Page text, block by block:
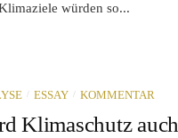
würden so...
/ ESSAY / KOMMENTAR
Klimaschutz auch